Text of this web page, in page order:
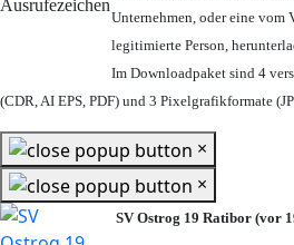
Unternehmen, oder eine vom
legitimierte Person,
Im Downloadpaket sind 4
(CDR, AI EPS, PDF) und 3 Pixelgrafikformate
×
×
SV Ostrog 19 Ratibor (vor